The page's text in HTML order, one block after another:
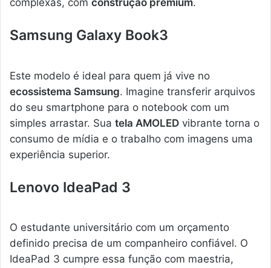
complexas, com construção premium.
Samsung Galaxy Book3
Este modelo é ideal para quem já vive no
ecossistema Samsung. Imagine transferir arquivos
do seu smartphone para o notebook com um
simples arrastar. Sua tela AMOLED vibrante torna o
consumo de mídia e o trabalho com imagens uma
experiência superior.
Lenovo IdeaPad 3
O estudante universitário com um orçamento
definido precisa de um companheiro confiável. O
IdeaPad 3 cumpre essa função com maestria,